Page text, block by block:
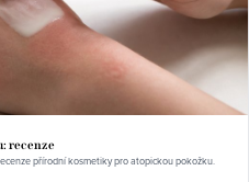
recenze
přírodní kosmetiky pro atopickou pokožku.